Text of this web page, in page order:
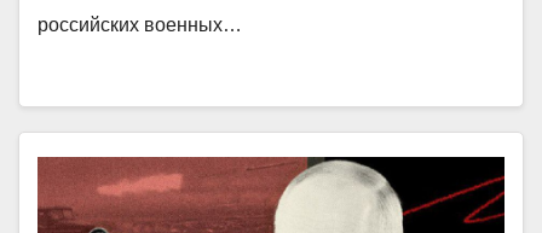
российских военных…